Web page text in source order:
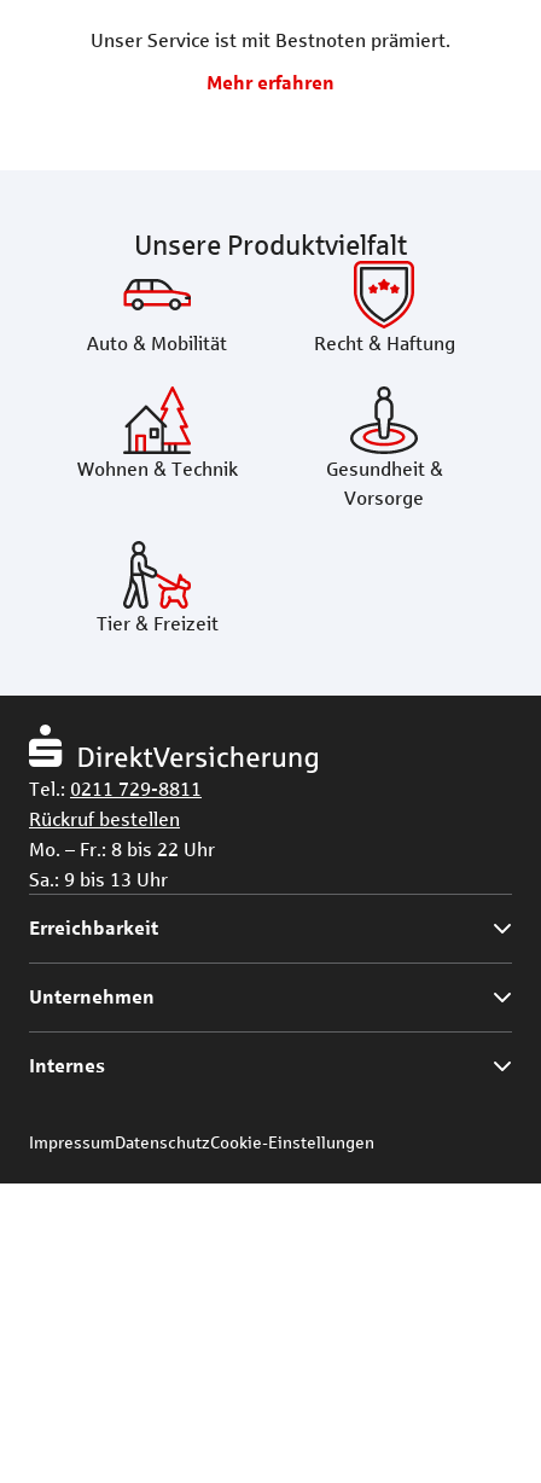
Unser Service ist mit Bestnoten prämiert.
Mehr erfahren
Unsere Produktvielfalt
Auto & Mobilität Recht & Haftung
Wohnen & Technik
Gesundheit &
Vorsorge
Tier & Freizeit
Tel.: 0211 729-8811
Rückruf bestellen
Mo. – Fr.: 8 bis 22 Uhr
Sa.: 9 bis 13 Uhr
Erreichbarkeit
Unternehmen
Internes
ImpressumDatenschutzCookie-Einstellungen